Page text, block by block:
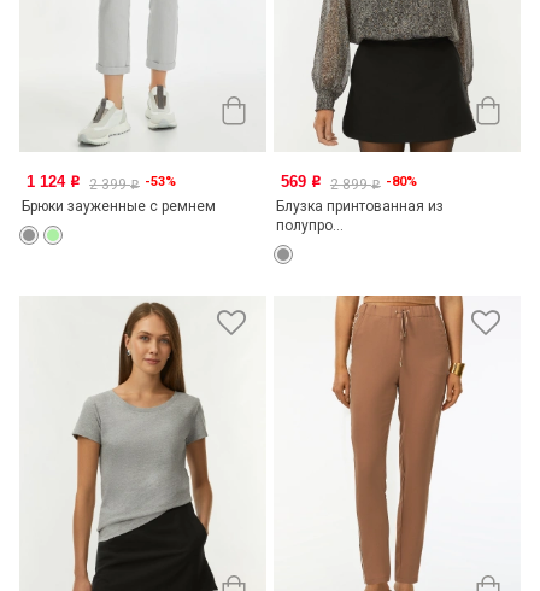
1 124 o 2 399o -53%
Брюки зауженные с ремнем
569 o 2 899o -80%
Блузка принтованная из
полупро...